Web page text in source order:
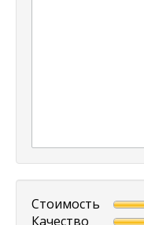
Стоимость
Качество